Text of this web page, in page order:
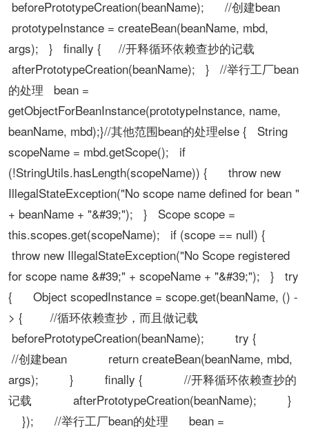
beforePrototypeCreation(beanName); //创建bean
prototypeInstance = createBean(beanName, mbd,
args); } finally { //开释循环依赖查抄的记载
afterPrototypeCreation(beanName); } //举行工厂bean
的处理 bean =
getObjectForBeanInstance(prototypeInstance, name,
beanName, mbd);}//其他范围bean的处理else { String
scopeName = mbd.getScope(); if
(!StringUtils.hasLength(scopeName)) { throw new
IllegalStateException("No scope name defined for bean "
+ beanName + "&#39;"); } Scope scope =
this.scopes.get(scopeName); if (scope == null) {
throw new IllegalStateException("No Scope registered
for scope name &#39;" + scopeName + "&#39;"); } try
{ Object scopedInstance = scope.get(beanName, () -
> { //循环依赖查抄，而且做记载
beforePrototypeCreation(beanName); try {
//创建bean return createBean(beanName, mbd,
args); } finally { //开释循环依赖查抄的
记载 afterPrototypeCreation(beanName); }
}); //举行工厂bean的处理 bean =